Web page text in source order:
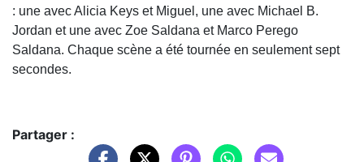
: une avec Alicia Keys et Miguel, une avec Michael B.
Jordan et une avec Zoe Saldana et Marco Perego
Saldana. Chaque scène a été tournée en seulement sept
secondes.
Partager :